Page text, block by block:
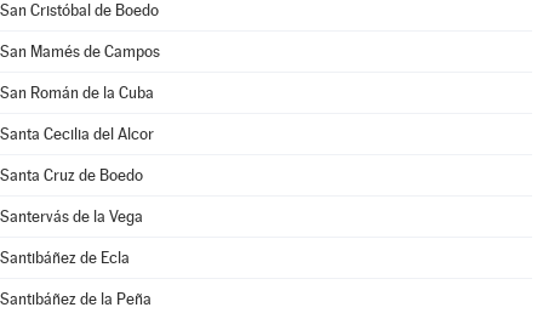
San Cristóbal de Boedo
San Mamés de Campos
San Román de la Cuba
Santa Cecilia del Alcor
Santa Cruz de Boedo
Santervás de la Vega
Santibáñez de Ecla
Santibáñez de la Peña